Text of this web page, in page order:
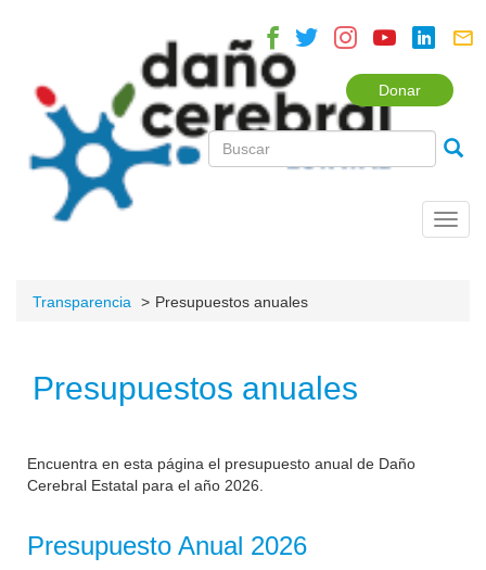
Donar
Transparencia Presupuestos anuales
Presupuestos anuales
Encuentra en esta página el presupuesto anual de Daño
Cerebral Estatal para el año 2026.
Presupuesto Anual 2026